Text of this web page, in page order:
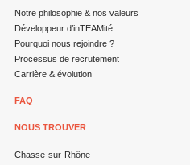
Notre philosophie & nos valeurs
Développeur d’inTEAMité
Pourquoi nous rejoindre ?
Processus de recrutement
Carrière & évolution
FAQ
NOUS TROUVER
Chasse-sur-Rhône